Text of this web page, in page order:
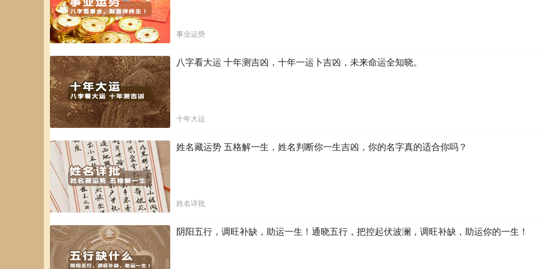
事业运势
八字看大运 十年测吉凶，十年一运卜吉凶，未来命运全知晓。
十年大运
姓名藏运势 五格解一生，姓名判断你一生吉凶，你的名字真的适合你吗？
姓名详批
阴阳五行，调旺补缺，助运一生！通晓五行，把控起伏波澜，调旺补缺，助运你的一生！